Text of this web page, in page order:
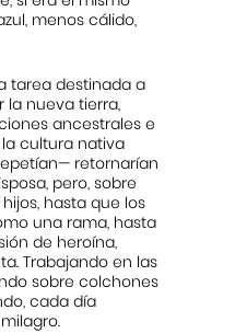
menos cálido,
tarea destinada a
la nueva tierra,
ancestrales e
cultura nativa
retornarían
pero, sobre
hasta que los
una rama, hasta
de heroína,
Trabajando en las
sobre colchones
cada día